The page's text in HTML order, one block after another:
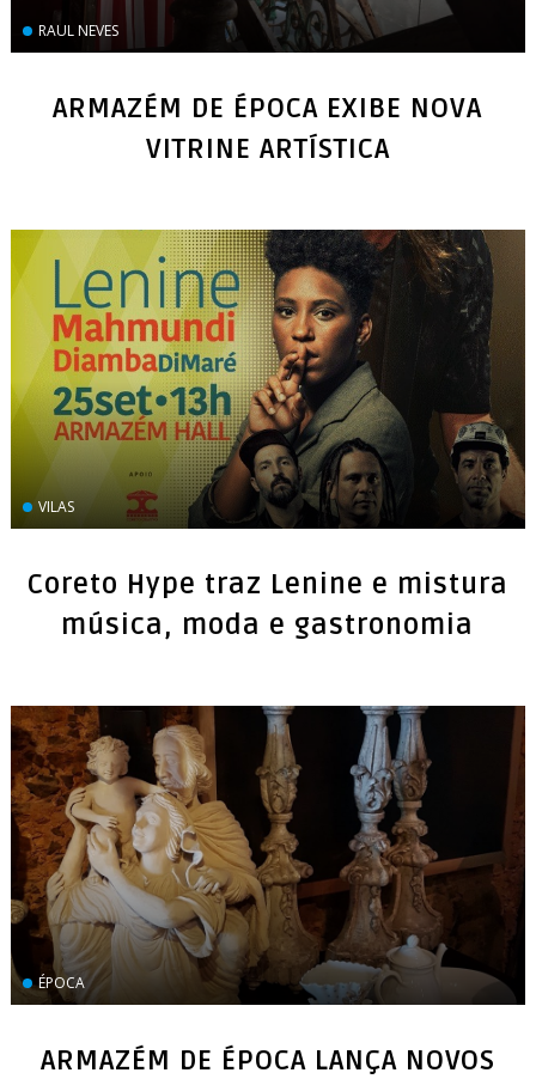
RAUL NEVES
ARMAZÉM DE ÉPOCA EXIBE NOVA
VITRINE ARTÍSTICA
VILAS
Coreto Hype traz Lenine e mistura
música, moda e gastronomia
ÉPOCA
ARMAZÉM DE ÉPOCA LANÇA NOVOS